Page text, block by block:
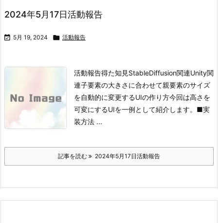
2024年5月17日活動報告
 5月 19, 2024  活動報告
活動報告得た知見StableDiffusion関連Unity関
連子要素の大きさに合わせて親要素のサイズ
を自動的に変更するUIの作り方今回は高さを
可変にするUIを一例として紹介します。 ■実
装方法 ...
記事を読む 2024年5月17日活動報告